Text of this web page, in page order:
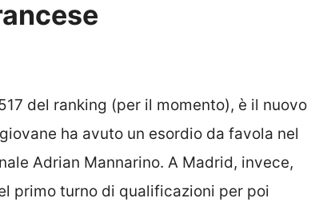
del ranking (per il momento), è il nuovo
ha avuto un esordio da favola nel
Adrian Mannarino. A Madrid, invece,
primo turno di qualificazioni per poi